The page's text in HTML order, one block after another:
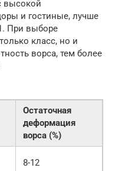
высокой
и гостиные, лучше
При выборе
класс, но и
ворса, тем более
Остаточная
деформация
ворса (%)
8-12